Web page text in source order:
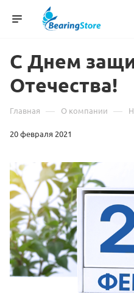
С Днем
Отечества!
Главная — О компании —
20 февраля 2021